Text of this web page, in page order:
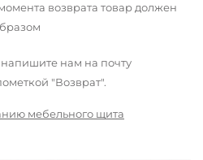
возврата товар должен
нам на почту
"Возврат".
мебельного щита